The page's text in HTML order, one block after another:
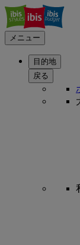
メニュー
目的地
戻る